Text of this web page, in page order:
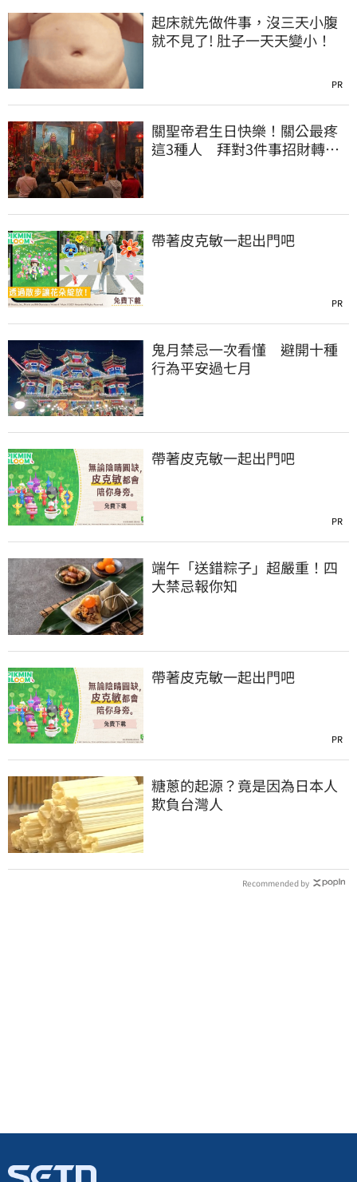
起床就先做件事，沒三天小腹
就不見了! 肚子一天天變小！
PR
關聖帝君生日快樂！關公最疼
這3種人 拜對3件事招財轉運
帶著皮克敏一起出門吧
PR
鬼月禁忌一次看懂 避開十種
行為平安過七月
帶著皮克敏一起出門吧
PR
端午「送錯粽子」超嚴重！四
大禁忌報你知
帶著皮克敏一起出門吧
PR
糖蔥的起源？竟是因為日本人
欺負台灣人
Recommended by